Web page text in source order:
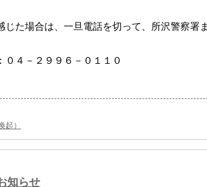
じた場合は、一旦電話を切って、所沢警察署
４－２９９６－０１１０
起）
知らせ